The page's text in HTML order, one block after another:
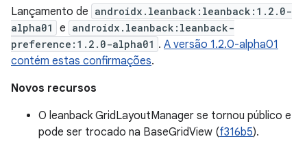
Lançamento de androidx.leanback:leanback:1.2.0-
alpha01
e androidx.leanback:leanback-
preference:1.2.0-alpha01 . A versão 1.2.0-alpha01
contém estas confirmações.
Novos recursos
O leanback GridLayoutManager se tornou público e
pode ser trocado na BaseGridView (f316b5).